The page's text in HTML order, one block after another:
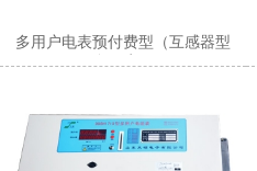
多用户电表预付费型（互感器型
多用户）